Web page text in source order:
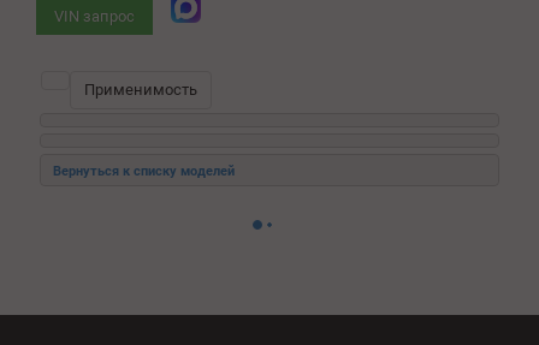
VIN запрос
Применимость